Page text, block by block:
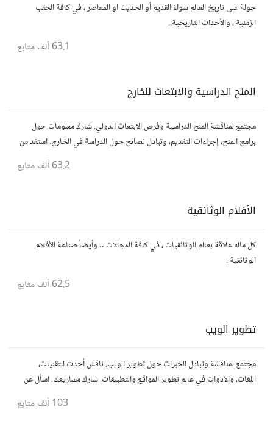
جولة على تاريخ العالم سواءً القديم أو الحديث او المعاصر ، في كافة الحقب
الزمنية ، والأحداث التاريخية..
63.1 ألف متابع
المنح الدراسية والابتعاث للخارج
مجتمع لمناقشة المنح الدراسية وفرص الابتعاث الدولي. شارك معلومات حول
برامج المنح، إجراءات التقديم، وتبادل نصائح حول الدراسة في الخارج. استفد من
63.2 ألف متابع
الأفلام الوثائقية
كل ماله علاقة بعالم الوثائقيات ، في كافة المجالات .. وأيضاً صناعة الأفلام
الوثائقية..
62.5 ألف متابع
تطوير الويب
مجتمع لمناقشة وتبادل الخبرات حول تطوير الويب. ناقش أحدث التقنيات،
اللغات، والأدوات في عالم تطوير المواقع والتطبيقات. شارك مشاريعك، اسأل عن
103 ألف متابع